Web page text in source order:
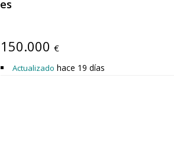
150.000 €
Actualizado hace 19 días